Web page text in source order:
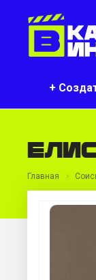
+
Главная